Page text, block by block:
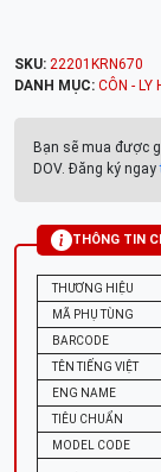
SKU: 22201KRN670
DANH MỤC: CÔN - LY
Bạn sẽ mua được
DOV. Đăng ký ngay
THÔNG TIN
THƯƠNG HIỆU
MÃ PHỤ TÙNG
BARCODE
TÊN TIẾNG VIỆT
ENG NAME
TIÊU CHUẨN
MODEL CODE